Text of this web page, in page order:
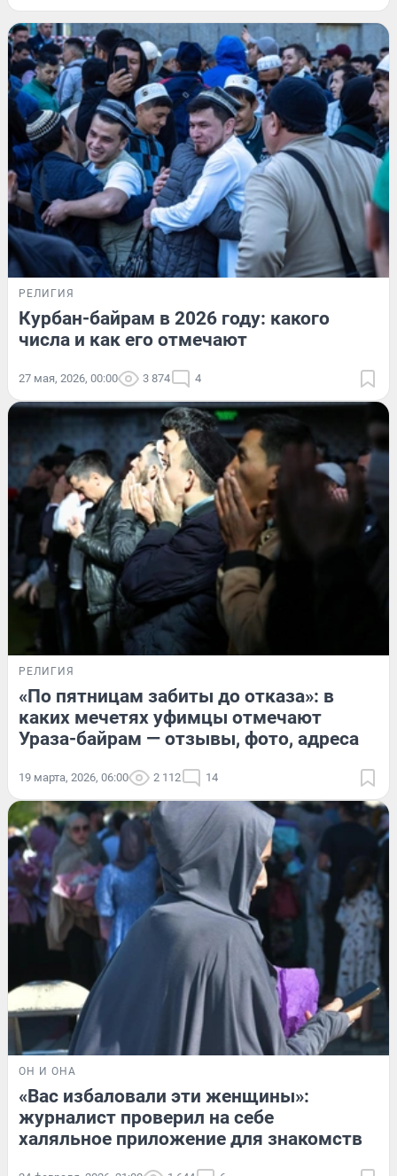
РЕЛИГИЯ
Курбан-байрам в 2026 году: какого
числа и как его отмечают
27 мая, 2026, 00:00 3 874 4
РЕЛИГИЯ
«По пятницам забиты до отказа»: в
каких мечетях уфимцы отмечают
Ураза-байрам — отзывы, фото, адреса
19 марта, 2026, 06:00 2 112 14
ОН И ОНА
«Вас избаловали эти женщины»:
журналист проверил на себе
халяльное приложение для знакомств